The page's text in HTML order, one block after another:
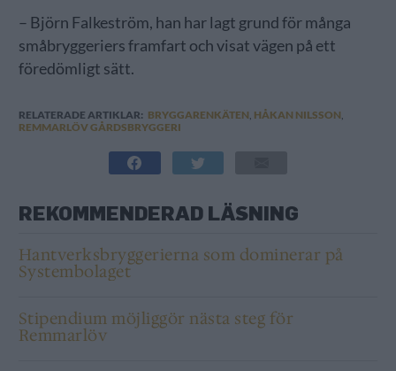
– Björn Falkeström, han har lagt grund för många
småbryggeriers framfart och visat vägen på ett
föredömligt sätt.
RELATERADE ARTIKLAR: BRYGGARENKÄTEN, HÅKAN NILSSON,
REMMARLÖV GÅRDSBRYGGERI
REKOMMENDERAD LÄSNING
Hantverksbryggerierna som dominerar på
Systembolaget
Stipendium möjliggör nästa steg för
Remmarlöv